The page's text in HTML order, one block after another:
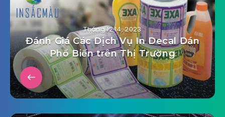
Tháng 12 14, 2023
Đánh Giá Các Dịch Vụ In Decal Dán
Phổ Biến trên Thị Trường